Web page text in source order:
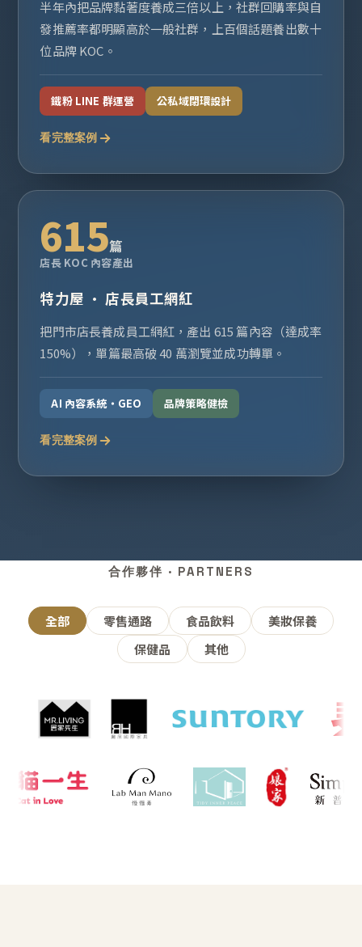
半年內把品牌黏著度養成三倍以上，社群回購率與自
發推薦率都明顯高於一般社群，上百個話題養出數十
位品牌 KOC。
鐵粉 LINE 群運營 公私域閉環設計
看完整案例
615篇
店長 KOC 內容產出
特力屋 · 店長員工網紅
把門市店長養成員工網紅，產出 615 篇內容（達成率
150%），單篇最高破 40 萬瀏覽並成功轉單。
AI 內容系統・GEO 品牌策略健檢
看完整案例
合作夥伴 · PARTNERS
全部 零售通路 食品飲料
美妝保養
保健品
其他